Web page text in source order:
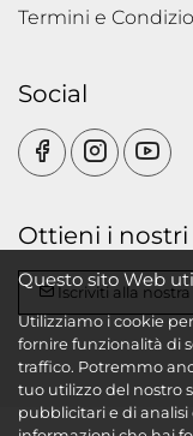
Termini e
Social
Ottieni i
Iscriviti alla
Questo sito Web
Utilizziamo i cookie
fornire funzionalità di
traffico. Potremmo
tuo utilizzo del nostro
pubblicitari e di